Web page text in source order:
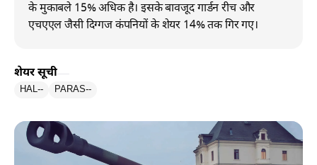
के मुकाबले 15% अधिक है। इसके बावजूद गार्डन रीच और
एचएएल जैसी दिग्गज कंपनियों के शेयर 14% तक गिर गए।
शेयर सूची
HAL-- PARAS--